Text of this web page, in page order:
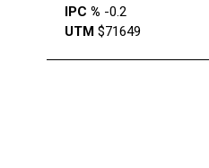
IPC % -0.2
UTM $71649